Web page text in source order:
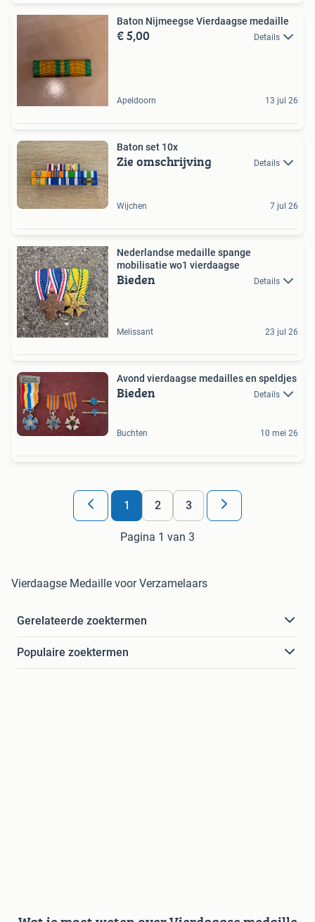
Baton Nijmeegse Vierdaagse medaille
€ 5,00 Details
Apeldoorn 13 jul 26
Baton set 10x
Zie omschrijving Details
Wijchen 7 jul 26
Nederlandse medaille spange
mobilisatie wo1 vierdaagse
Bieden Details
Melissant 23 jul 26
Avond vierdaagse medailles en speldjes
Bieden Details
Buchten 10 mei 26
1 2 3
Pagina 1 van 3
Vierdaagse Medaille voor Verzamelaars
Gerelateerde zoektermen
Populaire zoektermen